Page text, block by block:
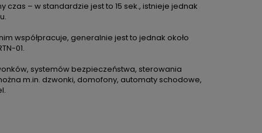
– w standardzie jest to 15 sek., istnieje jednak
współpracuje, generalnie jest to jednak około
01.
systemów bezpieczeństwa, sterowania
m.in. dzwonki, domofony, automaty schodowe,